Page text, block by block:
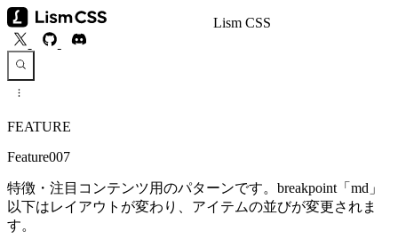
Lism CSS
FEATURE
Feature007
特徴・注目コンテンツ用のパターンです。breakpoint「md」
以下はレイアウトが変わり、アイテムの並びが変更されま
す。